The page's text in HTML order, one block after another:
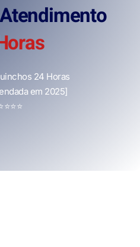
24 Horas
em 2025]
⭐⭐⭐